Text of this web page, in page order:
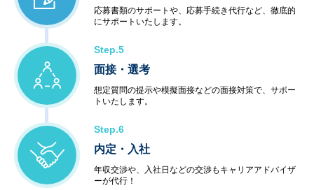
応募書類のサポートや、応募手続き代行など、徹底的
にサポートいたします。
Step.5
面接・選考
想定質問の提示や模擬面接などの面接対策で、サポー
トいたします。
Step.6
内定・入社
年収交渉や、入社日などの交渉もキャリアアドバイザ
ーが代行！